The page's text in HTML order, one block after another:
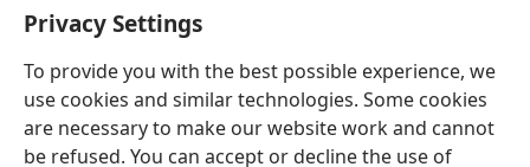
Privacy Settings
To provide you with the best possible experience, we
use cookies and similar technologies. Some cookies
are necessary to make our website work and cannot
be refused. You can accept or decline the use of
(opens
new
Wesẹdotẹn Intẹnẹt Ji Tọn Watchtower Tọn
(opens
new
window)JW Hub
(opens
new